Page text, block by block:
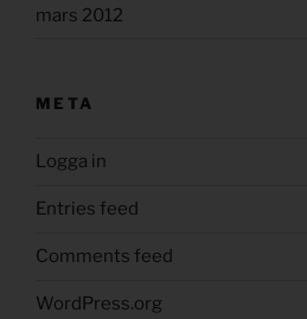
mars 2012
META
Logga in
Entries feed
Comments feed
WordPress.org